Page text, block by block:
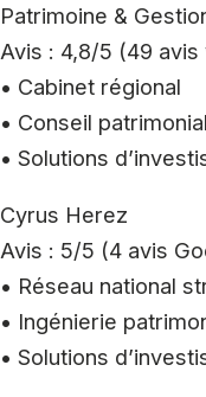
Patrimoine &
Avis : 4,8/5 (49
• Cabinet régional
• Conseil
• Solutions
Cyrus Herez
Avis : 5/5 (4 avis
• Réseau national
• Ingénierie
• Solutions